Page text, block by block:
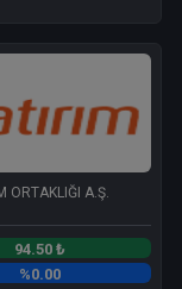
ORTAKLIĞI A.Ş.
94.50 ₺
%0.00